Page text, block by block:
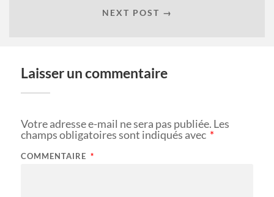
NEXT POST →
Laisser un commentaire
Votre adresse e-mail ne sera pas publiée. Les
champs obligatoires sont indiqués avec *
COMMENTAIRE *